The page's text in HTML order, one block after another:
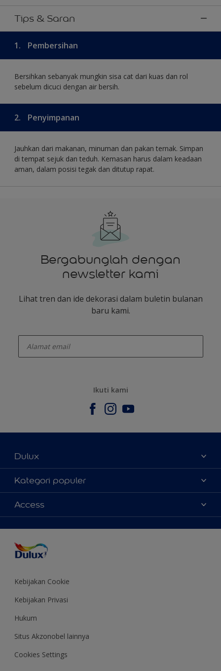
Tips & Saran
1. Pembersihan
Bersihkan sebanyak mungkin sisa cat dari kuas dan rol
sebelum dicuci dengan air bersih.
2. Penyimpanan
Jauhkan dari makanan, minuman dan pakan ternak. Simpan
di tempat sejuk dan teduh. Kemasan harus dalam keadaan
aman, dalam posisi tegak dan ditutup rapat.
Bergabunglah dengan
newsletter kami
Lihat tren dan ide dekorasi dalam buletin bulanan
baru kami.
Ikuti kami
Dulux
Tentang Kami
Contact us
Temukan toko
Kategori populer
Warna
Produk
Inspirasi
Saran Mendekorasi
Colour of the Year
Access
Kebijakan Cookie
Kebijakan Privasi
Hukum
Situs Akzonobel lainnya
Cookies Settings